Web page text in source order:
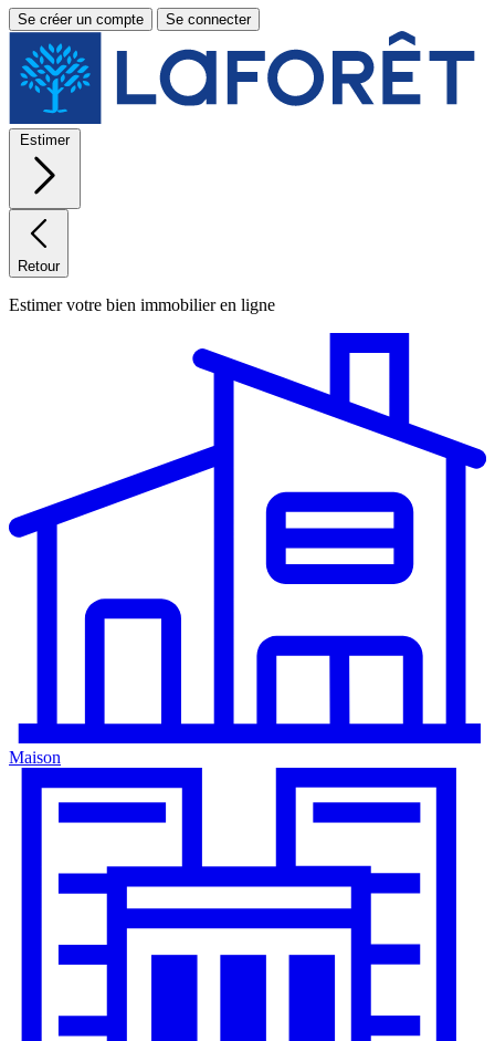
Se créer un compte Se connecter
Estimer
Retour
Estimer votre bien immobilier en ligne
Maison